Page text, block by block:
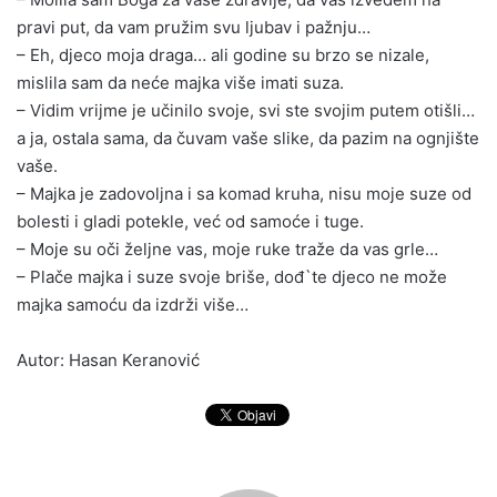
pravi put, da vam pružim svu ljubav i pažnju…
– Eh, djeco moja draga… ali godine su brzo se nizale,
mislila sam da neće majka više imati suza.
– Vidim vrijme je učinilo svoje, svi ste svojim putem otišli…
a ja, ostala sama, da čuvam vaše slike, da pazim na ognjište
vaše.
– Majka je zadovoljna i sa komad kruha, nisu moje suze od
bolesti i gladi potekle, već od samoće i tuge.
– Moje su oči željne vas, moje ruke traže da vas grle…
– Plače majka i suze svoje briše, dođ`te djeco ne može
majka samoću da izdrži više…
Autor: Hasan Keranović